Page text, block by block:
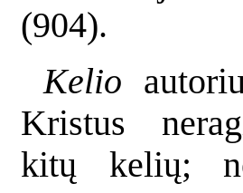
(904).
Kelio
Kristus
kitų kelių;